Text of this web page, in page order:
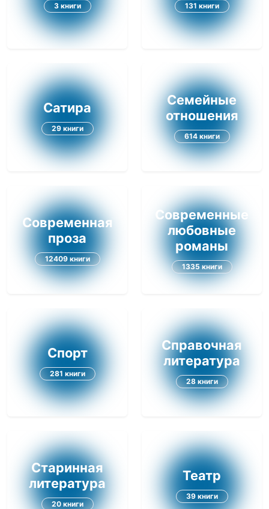
3 книги 131 книги
Сатира
29 книги
Семейные
отношения
614 книги
Современная
проза
12409 книги
Современные
любовные
романы
1335 книги
Спорт
281 книги
Справочная
литература
28 книги
Старинная
литература
20 книги
Театр
39 книги